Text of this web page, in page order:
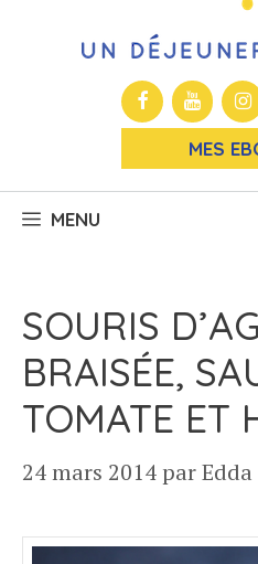
MES
MENU
SOURIS
BRAISÉE,
TOMATE ET
24 mars 2014 parEdda